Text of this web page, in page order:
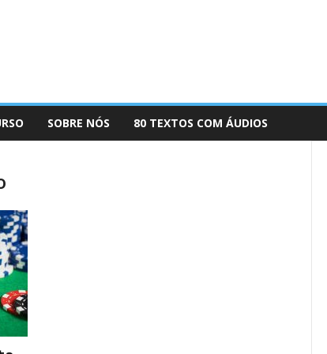
SOBRE NÓS 80 TEXTOS COM ÁUDIOS